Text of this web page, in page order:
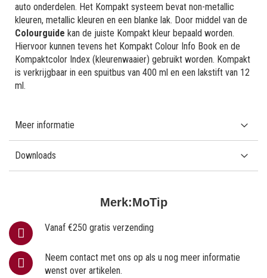
Merk:MoTip
Vanaf €250 gratis verzending
Neem contact met ons op als u nog meer informatie
wenst over artikelen.
auto onderdelen. Het Kompakt systeem bevat non-metallic
kleuren, metallic kleuren en een blanke lak. Door middel van de
Colourguide kan de juiste Kompakt kleur bepaald worden.
Hiervoor kunnen tevens het Kompakt Colour Info Book en de
Kompaktcolor Index (kleurenwaaier) gebruikt worden. Kompakt
is verkrijgbaar in een spuitbus van 400 ml en een lakstift van 12
ml.
Meer informatie
Downloads